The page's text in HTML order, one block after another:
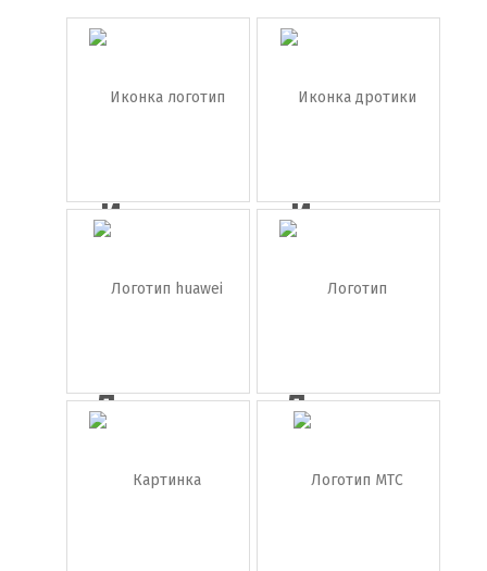
Иконка
логотип
sk...
Иконка
дротики
Логотип
huawei
Логотип
wordpress